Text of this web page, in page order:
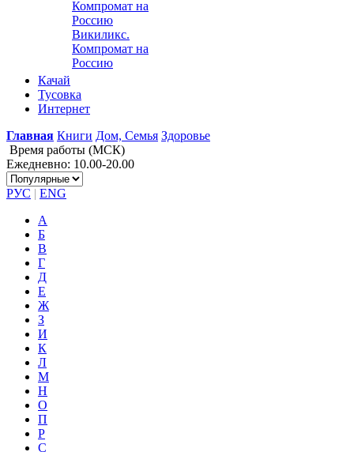
Викиликс.
Компромат на
Россию
Качай
Тусовка
Интернет
Главная Книги Дом, Семья Здоровье
Время работы (МСК)
Ежедневно: 10.00-20.00
РУС | ENG
А
Б
В
Г
Д
Е
Ж
З
И
К
Л
М
Н
О
П
Р
С